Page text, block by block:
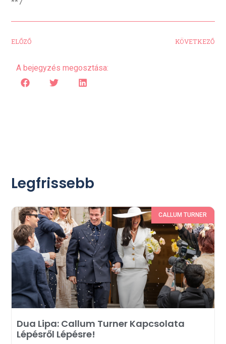
ELŐZŐ KÖVETKEZŐ
A bejegyzés megosztása:
Legfrissebb
CALLUM TURNER
Dua Lipa: Callum Turner Kapcsolata
Lépésről Lépésre!